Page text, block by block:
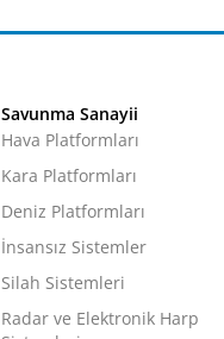
Savunma Sanayii
Hava Platformları
Kara Platformları
Deniz Platformları
İnsansız Sistemler
Silah Sistemleri
Radar ve Elektronik Harp